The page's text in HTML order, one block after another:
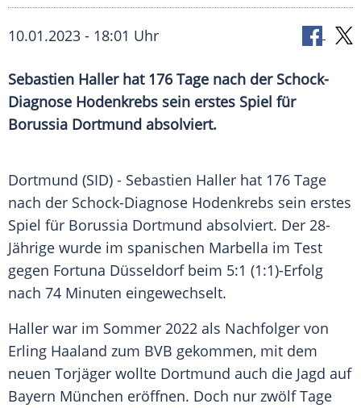
10.01.2023 - 18:01 Uhr
Sebastien Haller hat 176 Tage nach der Schock-
Diagnose Hodenkrebs sein erstes Spiel für
Borussia Dortmund absolviert.
Dortmund (SID) - Sebastien Haller hat 176 Tage
nach der Schock-Diagnose Hodenkrebs sein erstes
Spiel für Borussia Dortmund absolviert. Der 28-
Jährige wurde im spanischen Marbella im Test
gegen Fortuna Düsseldorf beim 5:1 (1:1)-Erfolg
nach 74 Minuten eingewechselt.
Haller war im Sommer 2022 als Nachfolger von
Erling Haaland zum BVB gekommen, mit dem
neuen Torjäger wollte Dortmund auch die Jagd auf
Bayern München eröffnen. Doch nur zwölf Tage